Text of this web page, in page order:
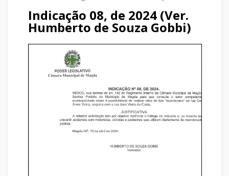
Indicação 08, de 2024 (Ver.
Humberto de Souza Gobbi)